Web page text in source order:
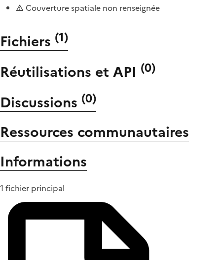
Couverture spatiale non renseignée
Fichiers (1)
Réutilisations et API (0)
Discussions (0)
Ressources communautaires
Informations
1 fichier principal